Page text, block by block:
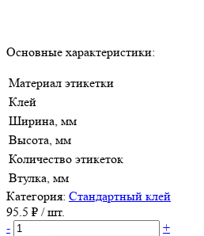
Основные характеристики:
Материал этикетки
Клей
Ширина, мм
Высота, мм
Количество этикеток
Втулка, мм
Категория: Стандартный клей
95.5 ₽ / шт.
-
+